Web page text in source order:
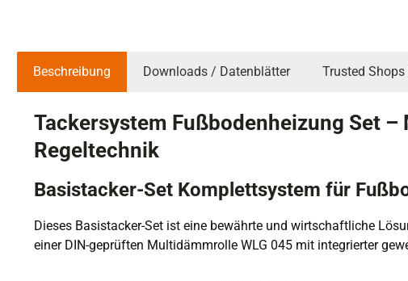
Beschreibung Downloads / Datenblätter Trusted
Tackersystem Fußbodenheizung Set
Regeltechnik
Basistacker-Set Komplettsystem für
Dieses Basistacker-Set ist eine bewährte und wirtschaftliche
einer DIN-geprüften Multidämmrolle WLG 045 mit integrierter